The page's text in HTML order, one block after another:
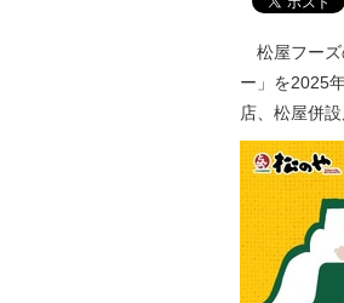
松屋フーズ
ー」を2025
店、松屋併